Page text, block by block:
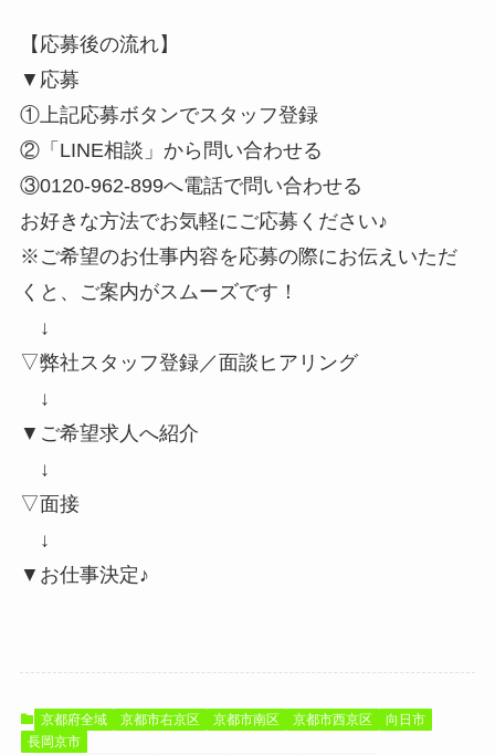
【応募後の流れ】
▼応募
①上記応募ボタンでスタッフ登録
②「LINE相談」から問い合わせる
③0120-962-899へ電話で問い合わせる
お好きな方法でお気軽にご応募ください♪
※ご希望のお仕事内容を応募の際にお伝えいただ
くと、ご案内がスムーズです！
↓
▽弊社スタッフ登録／面談ヒアリング
↓
▼ご希望求人へ紹介
↓
▽面接
↓
▼お仕事決定♪
京都府全域 京都市右京区 京都市南区 京都市西京区
向日市
長岡京市